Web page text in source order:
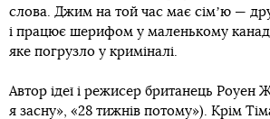
слова. Джим на той час має сімʼю —
і працює шерифом у маленькому
яке погрузло у криміналі.
Автор ідеї і режисер британець
я засну», «28 тижнів потому»). Крім